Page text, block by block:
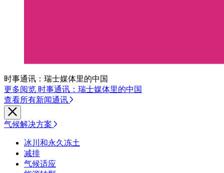
时事通讯：瑞士媒体里的中国
更多阅览 时事通讯：瑞士媒体里的中国
查看所有新闻通讯
气候解决方案
冰川和永久冻土
减排
气候适应